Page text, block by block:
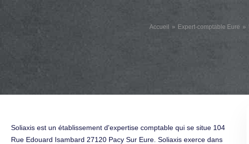
Accueil Expert-comptable Eure
Soliaxis est un établissement d'expertise comptable qui se situe 104
Rue Edouard Isambard 27120 Pacy Sur Eure. Soliaxis exerce dans